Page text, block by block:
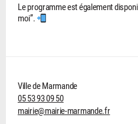
Le programme est également
moi”.
Ville de Marmande
05 53 93 09 50
mairie@mairie-marmande.fr